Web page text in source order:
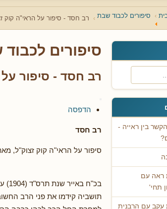
סיפורים לכבוד שבת רב חסד - סיפור על הראי"ה קוק
בין ראייה -
ראה עם
תחי'
עקב עם הרבנית
סיפורים
רב חסד - סיפור
הדפסה
רב חסד
סיפור על הראי"ה קוק זצוק"ל,
תושביה קידמו את פני הרב